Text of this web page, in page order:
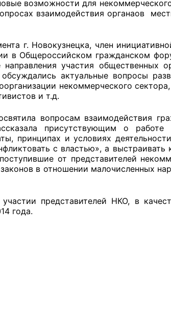
качества условий
возможности для
взаимодействия органаов
г. Новокузнецка, член
в Общероссийском гражданском
участия общественных
актуальные вопросы
некоммерческого
и т.д.
вопросам взаимодействия
присутствующим о работе
принципах и условиях
с властью», а выстраивать
от представителей
в отношении малочисленных
представителей НКО, в
года.